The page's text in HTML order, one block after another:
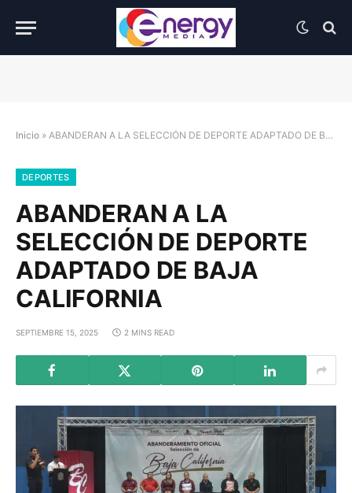
Inicio » ABANDERAN A LA SELECCIÓN DE DEPORTE ADAPTADO DE BAJA CALIFORNIA
DEPORTES
ABANDERAN A LA
SELECCIÓN DE DEPORTE
ADAPTADO DE BAJA
CALIFORNIA
SEPTIEMBRE 15, 2025 2 MINS READ